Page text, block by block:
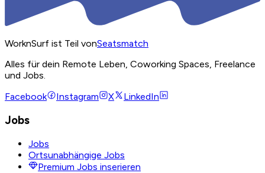
WorknSurf ist Teil vonSeatsmatch
Alles für dein Remote Leben, Coworking Spaces, Freelance
und Jobs.
Facebook
Instagram X LinkedIn
Jobs
Jobs
Ortsunabhängige Jobs
Premium Jobs inserieren